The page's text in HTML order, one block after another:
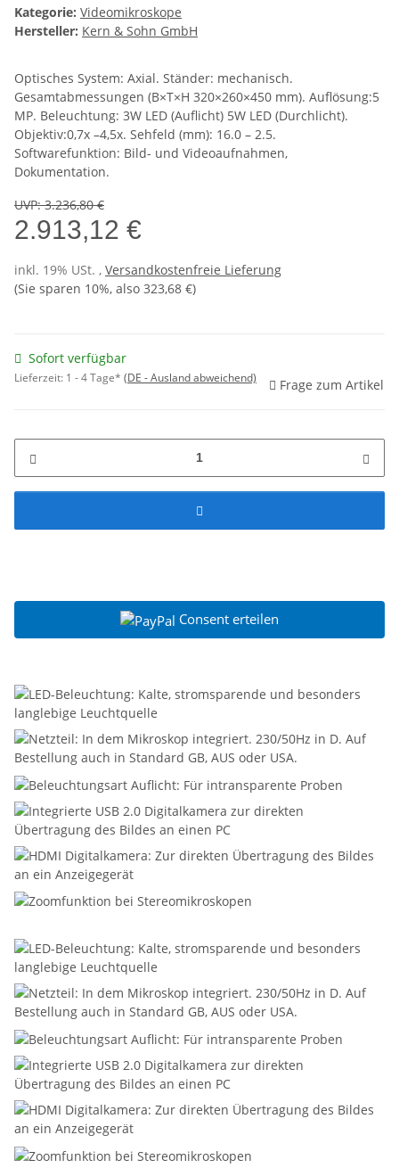
Kategorie: Videomikroskope
Hersteller: Kern & Sohn GmbH
Optisches System: Axial. Ständer: mechanisch.
Gesamtabmessungen (B×T×H 320×260×450 mm). Auflösung:5
MP. Beleuchtung: 3W LED (Auflicht) 5W LED (Durchlicht).
Objektiv:0,7x –4,5x. Sehfeld (mm): 16.0 – 2.5.
Softwarefunktion: Bild- und Videoaufnahmen,
Dokumentation.
UVP:3.236,80 €
2.913,12 €
inkl. 19% USt. , Versandkostenfreie Lieferung
(Sie sparen 10%, also 323,68 €)
Sofort verfügbar
Lieferzeit: 1 - 4 Tage* (DE - Ausland abweichend) Frage zum Artikel
Consent erteilen